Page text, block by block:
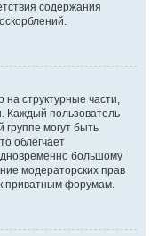
содержания
структурные части,
Каждый пользователь
группе могут быть
облегчает
большому
модераторских прав
приватным форумам.